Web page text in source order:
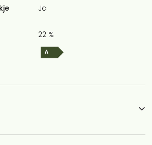
Ja
22 %